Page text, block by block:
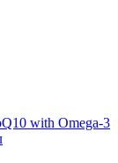
with Omega-3